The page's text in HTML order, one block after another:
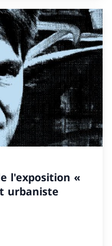
l'exposition «
urbaniste